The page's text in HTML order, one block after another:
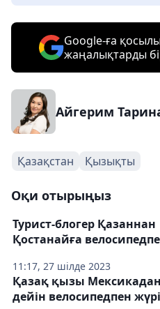
Google-ға
жаңалықтарды
Айгерим
Қазақстан Қызықты
Оқи отырыңыз
11:17, 27 шілде 2023
Турист-блогер Қазаннан
Қостанайға
Қазақ қызы
дейін велосипедпен